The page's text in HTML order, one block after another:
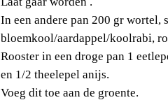
In een andere pan 200 gr wortel,
bloemkool/aardappel/koolrabi,
Rooster in een droge pan 1
en 1/2 theelepel anijs.
Voeg dit toe aan de groente.